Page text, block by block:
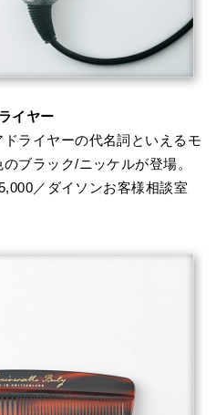
イヤー
ライヤーの代名詞といえるモ
ブラック/ニッケルが登場。
／ダイソンお客様相談室